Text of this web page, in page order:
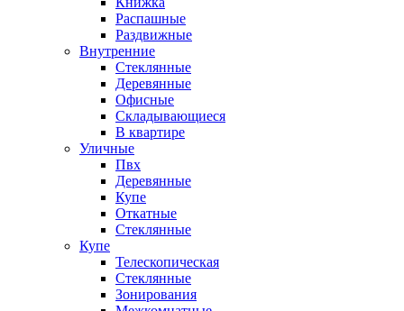
Распашные
Раздвижные
Внутренние
Стеклянные
Деревянные
Офисные
Складывающиеся
В квартире
Уличные
Пвх
Деревянные
Купе
Откатные
Стеклянные
Купе
Телескопическая
Стеклянные
Зонирования